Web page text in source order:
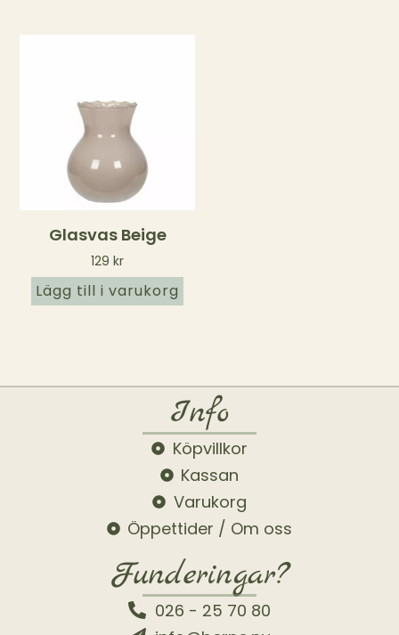
Glasvas Beige
129kr
Lägg till i varukorg
Info
Köpvillkor
Kassan
Varukorg
Öppettider / Om oss
Funderingar?
026 - 25 70 80